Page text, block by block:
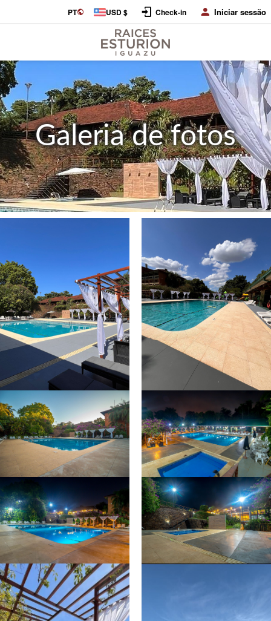
PT USD $ Check-in Iniciar sessão
Galeria de fotos